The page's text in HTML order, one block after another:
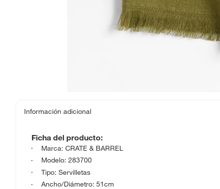
Información adicional
Ficha del producto:
Marca: CRATE & BARREL
Modelo: 283700
Tipo: Servilletas
Ancho/Diámetro: 51cm